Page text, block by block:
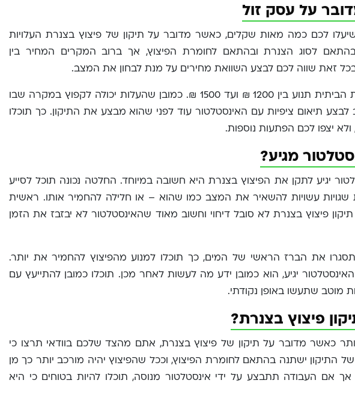
על עסק זול
לכם כמה מאות שקלים, כאשר מדובר על תיקון של פיצוץ בצנרת העלויות
לסוג הצנרת ובהתאם לחומרת הפיצוץ, אך ברוב המקרים המחיר בין
זאת שווה לכם לבצע השוואת מחירים על מנת לבחון את המצב.
העלות הממוצעת לתיקון של פיצוץ בצנרת הביתית תנוע בין 1200 ₪ ועד 1500 ₪. כמובן שהעלות יכולה לקפוץ במקרה שבו
לבצע תיאום ציפיות עם האינסטלטור עוד לפני שהוא מבצע את התיקון. כך תוכלו
יצפו לכם הפתעות נוספות.
מגיע?
יגיע לתקן את הפיצוץ בצנרת היא חשובה במיוחד. החלטה נכונה תוכל לסייע
עשויות להשאיר את המצב כמו שהוא – או חלילה להחמיר אותו. ראשית
תיקון פיצוץ בצנרת לא סובל דיחוי וחשוב מאוד שהאינסטלטור לא יבזבז את הזמן
את הברז הראשי של המים, כך תוכלו למנוע מהפיצוץ להחמיר את יותר.
יגיע, הוא כמובן ידע מה לעשות לאחר מכן. תוכלו כמובן להתייעץ עם
מוטב שתעשו באופן נקודתי.
פיצוץ בצנרת?
כאשר מדובר על תיקון של פיצוץ בצנרת, אתם מהצד שלכם בוודאי תרצו כי
התיקון ישתנה בהתאם לחומרת הפיצוץ, וככל שהפיצוץ יהיה מורכב יותר כך מן
אם העבודה תתבצע על ידי אינסטלטור מנוסה, תוכלו להיות בטוחים כי היא